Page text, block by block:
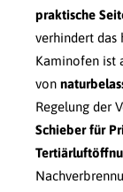
praktische
verhindert das
Kaminofen ist
von
Regelung der
Schieber für